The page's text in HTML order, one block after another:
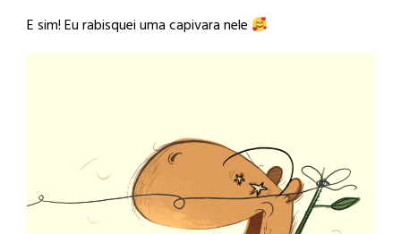
E sim! Eu rabisquei uma capivara nele